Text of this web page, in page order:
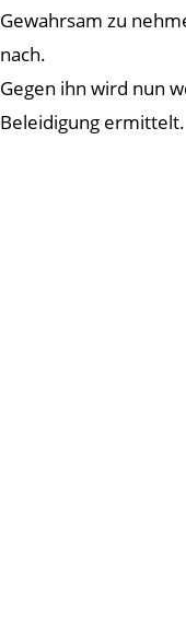
Gewahrsam zu
nach.
Gegen ihn wird nun
Beleidigung